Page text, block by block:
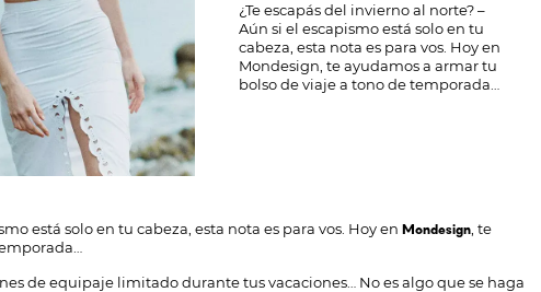
¿Te escapás del invierno al norte? –
Aún si el escapismo está solo en tu
cabeza, esta nota es para vos. Hoy en
Mondesign, te ayudamos a armar tu
bolso de viaje a tono de temporada…
está solo en tu cabeza, esta nota es para vos. Hoy en Mondesign, te
de equipaje limitado durante tus vacaciones… No es algo que se haga